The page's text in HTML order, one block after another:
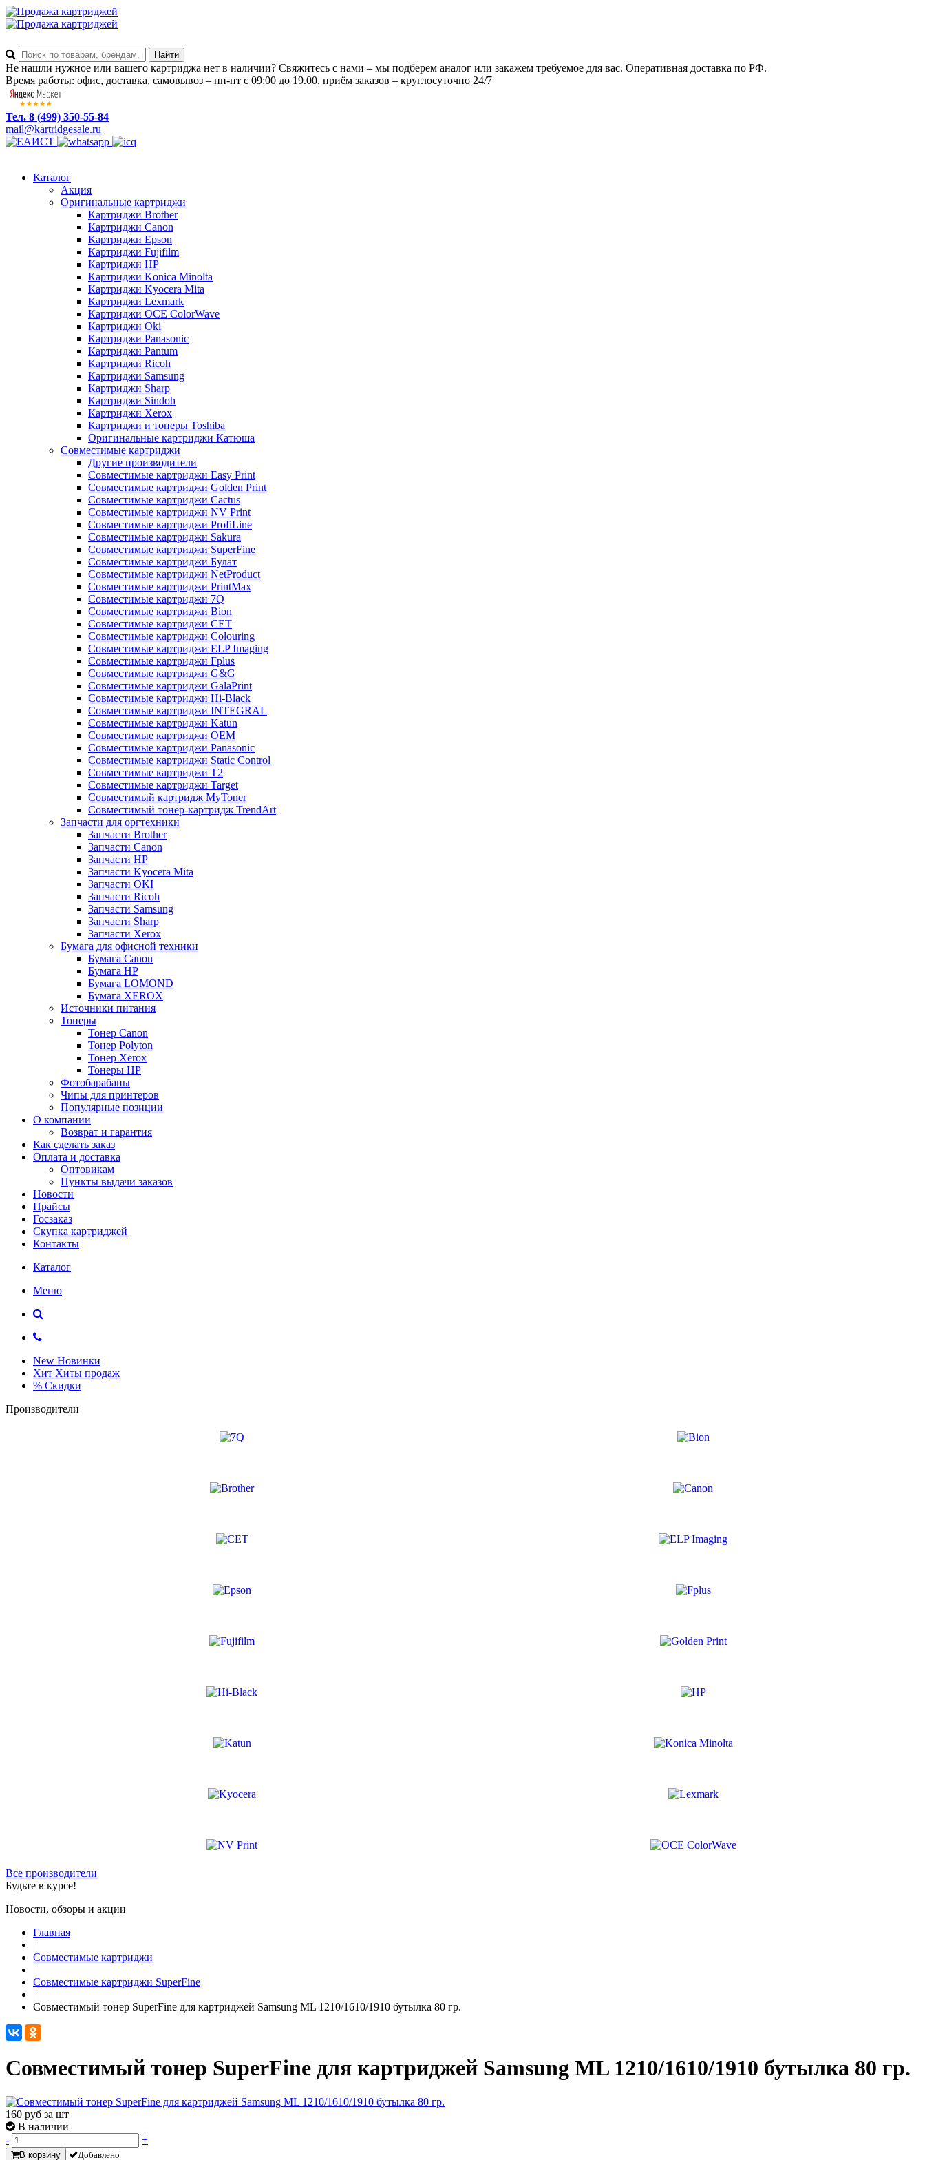
Не нашли нужное или вашего картриджа нет в наличии? Свяжитесь с нами – мы подберем аналог или закажем требуемое для вас. Оперативная доставка по РФ.
Время работы: офис, доставка, самовывоз – пн-пт с 09:00 до 19.00, приём заказов – круглосуточно 24/7
Тел. 8 (499) 350-55-84
mail@kartridgesale.ru
Каталог
Акция
Оригинальные картриджи
Картриджи Brother
Картриджи Canon
Картриджи Epson
Картриджи Fujifilm
Картриджи HP
Картриджи Konica Minolta
Картриджи Kyocera Mita
Картриджи Lexmark
Картриджи OCE ColorWave
Картриджи Oki
Картриджи Panasonic
Картриджи Pantum
Картриджи Ricoh
Картриджи Samsung
Картриджи Sharp
Картриджи Sindoh
Картриджи Xerox
Картриджи и тонеры Toshiba
Оригинальные картриджи Катюша
Совместимые картриджи
Другие производители
Совместимые картриджи Easy Print
Совместимые картриджи Golden Print
Совместимые картриджи Cactus
Совместимые картриджи NV Print
Совместимые картриджи ProfiLine
Совместимые картриджи Sakura
Совместимые картриджи SuperFine
Совместимые картриджи Булат
Совместимые картриджи NetProduct
Совместимые картриджи PrintMax
Совместимые картриджи 7Q
Совместимые картриджи Bion
Совместимые картриджи CET
Совместимые картриджи Colouring
Совместимые картриджи ELP Imaging
Совместимые картриджи Fplus
Совместимые картриджи G&G
Совместимые картриджи GalaPrint
Совместимые картриджи Hi-Black
Совместимые картриджи INTEGRAL
Совместимые картриджи Katun
Совместимые картриджи OEM
Совместимые картриджи Panasonic
Совместимые картриджи Static Control
Совместимые картриджи T2
Совместимые картриджи Target
Совместимый картридж MyToner
Совместимый тонер-картридж TrendArt
Запчасти для оргтехники
Запчасти Brother
Запчасти Canon
Запчасти HP
Запчасти Kyocera Mita
Запчасти OKI
Запчасти Ricoh
Запчасти Samsung
Запчасти Sharp
Запчасти Xerox
Бумага для офисной техники
Бумага Canon
Бумага HP
Бумага LOMOND
Бумага XEROX
Источники питания
Тонеры
Тонер Canon
Тонер Polyton
Тонер Xerox
Тонеры HP
Фотобарабаны
Чипы для принтеров
Популярные позиции
О компании
Возврат и гарантия
Как сделать заказ
Оплата и доставка
Оптовикам
Пункты выдачи заказов
Новости
Прайсы
Госзаказ
Скупка картриджей
Контакты
Каталог
Меню
New Новинки
Хит Хиты продаж
% Скидки
Производители
Все производители
Будьте в курсе!
Новости, обзоры и акции
Главная
|
Совместимые картриджи
|
Совместимые картриджи SuperFine
|
Совместимый тонер SuperFine для картриджей Samsung ML 1210/1610/1910 бутылка 80 гр.
Совместимый тонер SuperFine для картриджей Samsung ML 1210/1610/1910 бутылка 80 гр.
160 руб за шт
В наличии
-
+
В корзину
Добавлено